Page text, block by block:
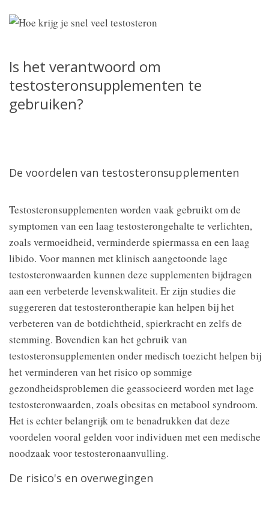
Is het verantwoord om
testosteronsupplementen te
gebruiken?
De voordelen van testosteronsupplementen
Testosteronsupplementen worden vaak gebruikt om de
symptomen van een laag testosterongehalte te verlichten,
zoals vermoeidheid, verminderde spiermassa en een laag
libido. Voor mannen met klinisch aangetoonde lage
testosteronwaarden kunnen deze supplementen bijdragen
aan een verbeterde levenskwaliteit. Er zijn studies die
suggereren dat testosterontherapie kan helpen bij het
verbeteren van de botdichtheid, spierkracht en zelfs de
stemming. Bovendien kan het gebruik van
testosteronsupplementen onder medisch toezicht helpen bij
het verminderen van het risico op sommige
gezondheidsproblemen die geassocieerd worden met lage
testosteronwaarden, zoals obesitas en metabool syndroom.
Het is echter belangrijk om te benadrukken dat deze
voordelen vooral gelden voor individuen met een medische
noodzaak voor testosteronaanvulling.
De risico's en overwegingen